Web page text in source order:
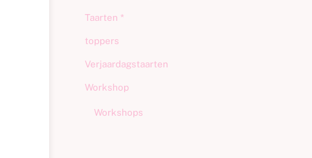
Taarten *
toppers
Verjaardagstaarten
Workshop
Workshops